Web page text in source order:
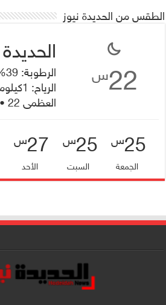
الطقس من الحديدة نيوز
22س
الرطوبة: 39%
الرياح: 1كيلومتر/ساعة ش.ق
العظمى 22 • الصغرى 22
25س
الجمعة
25س
السبت
27س
الأحد